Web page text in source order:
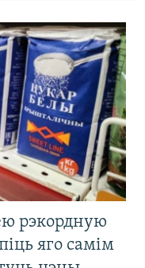
рэкордную
яго самім